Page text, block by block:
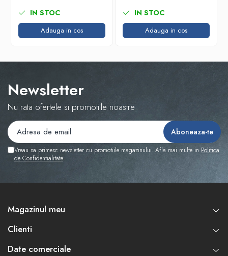
IN STOC
Adauga in cos
IN STOC
Adauga in cos
Newsletter
Nu rata ofertele si promotiile noastre
Vreau sa primesc newsletter cu promotiile magazinului. Afla mai multe in Politica
de Confidentialitate
Magazinul meu
Clienti
Date comerciale